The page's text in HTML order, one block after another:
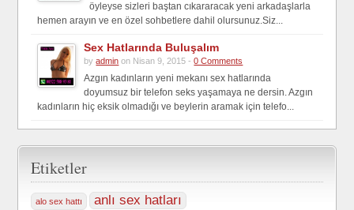
öyleyse sizleri baştan cıkararacak yeni arkadaşlarla
hemen arayın ve en özel sohbetlere dahil olursunuz.Siz...
Sex Hatlarında Buluşalım
byadmin on Nisan 9, 2015 -0 Comments
Azgın kadınların yeni mekanı sex hatlarında
doyumsuz bir telefon seks yaşamaya ne dersin. Azgın
kadınların hiç eksik olmadığı ve beylerin aramak için telefo...
Etiketler
alo sex hattı anlı sex hatları